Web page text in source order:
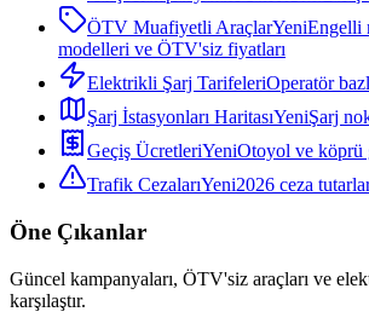
ÖTV Muafiyetli AraçlarYeniEngelli
modelleri ve ÖTV'siz fiyatları
Elektrikli Şarj TarifeleriOperatör
Şarj İstasyonları HaritasıYeniŞarj
Geçiş ÜcretleriYeniOtoyol ve köprü
Trafik CezalarıYeni2026 ceza
Öne Çıkanlar
Güncel kampanyaları, ÖTV'siz araçları ve
karşılaştır.